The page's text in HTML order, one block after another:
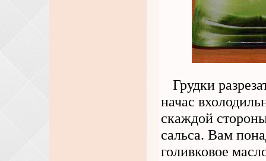
Грудки
начас
скаждой
сальса. Вам
голивковое